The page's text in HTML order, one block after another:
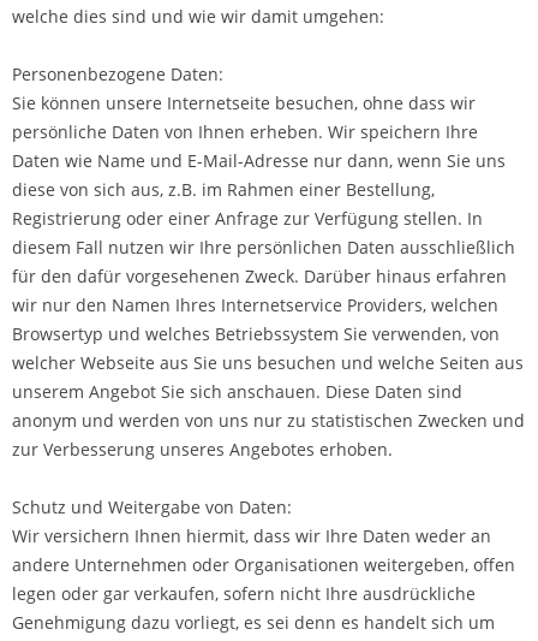
welche dies sind und wie wir damit umgehen:
Personenbezogene Daten:
Sie können unsere Internetseite besuchen, ohne dass wir
persönliche Daten von Ihnen erheben. Wir speichern Ihre
Daten wie Name und E-Mail-Adresse nur dann, wenn Sie uns
diese von sich aus, z.B. im Rahmen einer Bestellung,
Registrierung oder einer Anfrage zur Verfügung stellen. In
diesem Fall nutzen wir Ihre persönlichen Daten ausschließlich
für den dafür vorgesehenen Zweck. Darüber hinaus erfahren
wir nur den Namen Ihres Internetservice Providers, welchen
Browsertyp und welches Betriebssystem Sie verwenden, von
welcher Webseite aus Sie uns besuchen und welche Seiten aus
unserem Angebot Sie sich anschauen. Diese Daten sind
anonym und werden von uns nur zu statistischen Zwecken und
zur Verbesserung unseres Angebotes erhoben.
Schutz und Weitergabe von Daten:
Wir versichern Ihnen hiermit, dass wir Ihre Daten weder an
andere Unternehmen oder Organisationen weitergeben, offen
legen oder gar verkaufen, sofern nicht Ihre ausdrückliche
Genehmigung dazu vorliegt, es sei denn es handelt sich um